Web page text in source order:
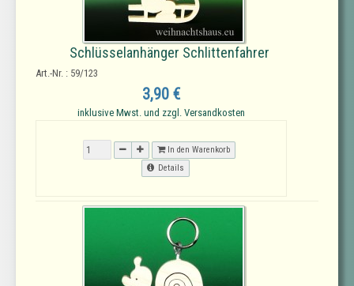
Schlüsselanhänger Schlittenfahrer
Art.-Nr. : 59/123
3,90 €
inklusive Mwst. und zzgl. Versandkosten
In den Warenkorb
Details